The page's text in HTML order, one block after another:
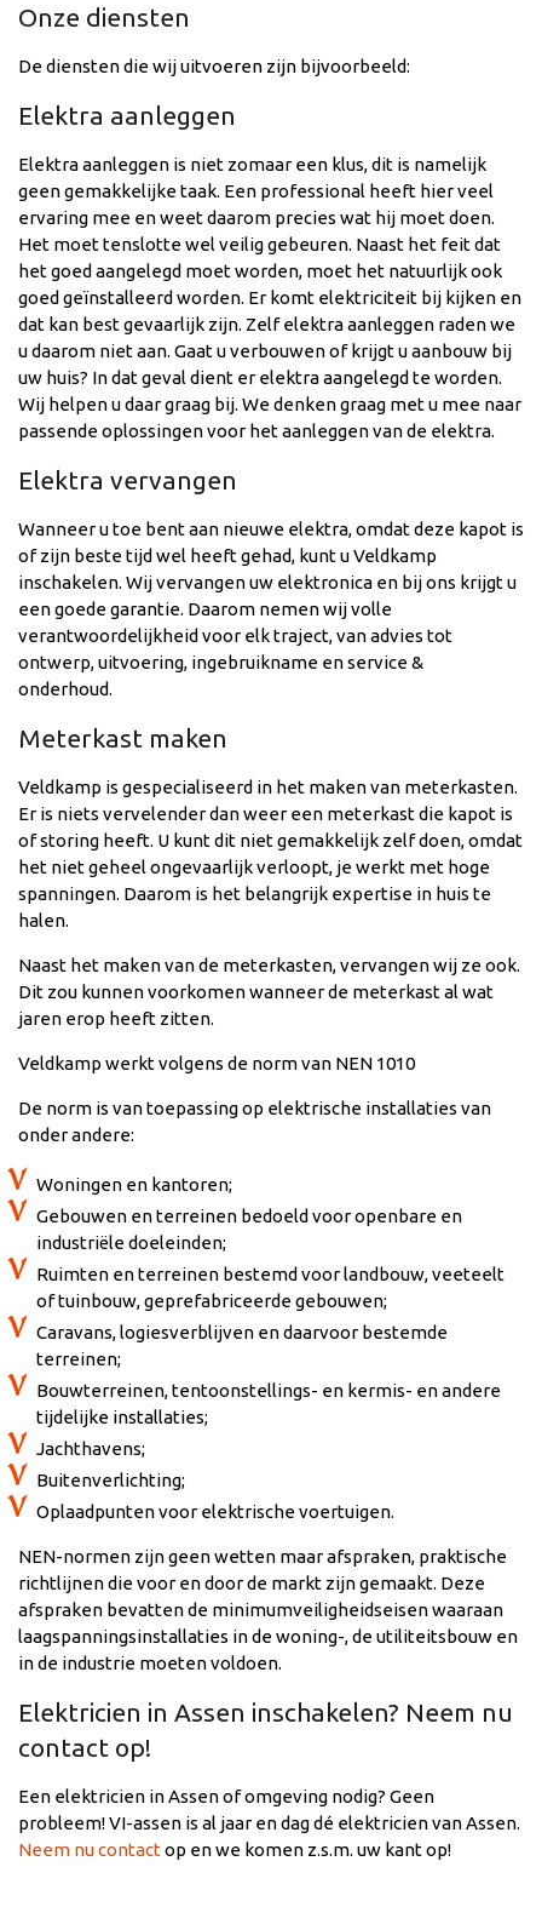
Onze diensten
De diensten die wij uitvoeren zijn bijvoorbeeld:
Elektra aanleggen
Elektra aanleggen is niet zomaar een klus, dit is namelijk
geen gemakkelijke taak. Een professional heeft hier veel
ervaring mee en weet daarom precies wat hij moet doen.
Het moet tenslotte wel veilig gebeuren. Naast het feit dat
het goed aangelegd moet worden, moet het natuurlijk ook
goed geïnstalleerd worden. Er komt elektriciteit bij kijken en
dat kan best gevaarlijk zijn. Zelf elektra aanleggen raden we
u daarom niet aan. Gaat u verbouwen of krijgt u aanbouw bij
uw huis? In dat geval dient er elektra aangelegd te worden.
Wij helpen u daar graag bij. We denken graag met u mee naar
passende oplossingen voor het aanleggen van de elektra.
Elektra vervangen
Wanneer u toe bent aan nieuwe elektra, omdat deze kapot is
of zijn beste tijd wel heeft gehad, kunt u Veldkamp
inschakelen. Wij vervangen uw elektronica en bij ons krijgt u
een goede garantie. Daarom nemen wij volle
verantwoordelijkheid voor elk traject, van advies tot
ontwerp, uitvoering, ingebruikname en service &
onderhoud.
Meterkast maken
Veldkamp is gespecialiseerd in het maken van meterkasten.
Er is niets vervelender dan weer een meterkast die kapot is
of storing heeft. U kunt dit niet gemakkelijk zelf doen, omdat
het niet geheel ongevaarlijk verloopt, je werkt met hoge
spanningen. Daarom is het belangrijk expertise in huis te
halen.
Naast het maken van de meterkasten, vervangen wij ze ook.
Dit zou kunnen voorkomen wanneer de meterkast al wat
jaren erop heeft zitten.
Veldkamp werkt volgens de norm van NEN 1010
De norm is van toepassing op elektrische installaties van
onder andere:
Woningen en kantoren;
Gebouwen en terreinen bedoeld voor openbare en
industriële doeleinden;
Ruimten en terreinen bestemd voor landbouw, veeteelt
of tuinbouw, geprefabriceerde gebouwen;
Caravans, logiesverblijven en daarvoor bestemde
terreinen;
Bouwterreinen, tentoonstellings- en kermis- en andere
tijdelijke installaties;
Jachthavens;
Buitenverlichting;
Oplaadpunten voor elektrische voertuigen.
NEN-normen zijn geen wetten maar afspraken, praktische
richtlijnen die voor en door de markt zijn gemaakt. Deze
afspraken bevatten de minimumveiligheidseisen waaraan
laagspanningsinstallaties in de woning-, de utiliteitsbouw en
in de industrie moeten voldoen.
Elektricien in Assen inschakelen? Neem nu
contact op!
Een elektricien in Assen of omgeving nodig? Geen
probleem! VI-assen is al jaar en dag dé elektricien van Assen.
Neem nu contactop en we komen z.s.m. uw kant op!